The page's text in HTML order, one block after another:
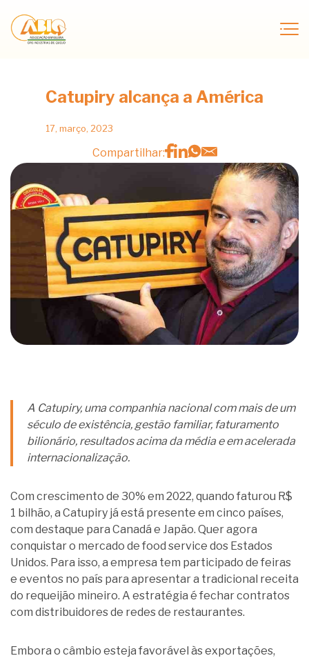
Catupiry alcança a América
17, março, 2023
Compartilhar:
A Catupiry, uma companhia nacional com mais de um
século de existência, gestão familiar, faturamento
bilionário, resultados acima da média e em acelerada
internacionalização.
Com crescimento de 30% em 2022, quando faturou R$
1 bilhão, a Catupiry já está presente em cinco países,
com destaque para Canadá e Japão. Quer agora
conquistar o mercado de food service dos Estados
Unidos. Para isso, a empresa tem participado de feiras
e eventos no país para apresentar a tradicional receita
do requeijão mineiro. A estratégia é fechar contratos
com distribuidores de redes de restaurantes.
Embora o câmbio esteja favorável às exportações,